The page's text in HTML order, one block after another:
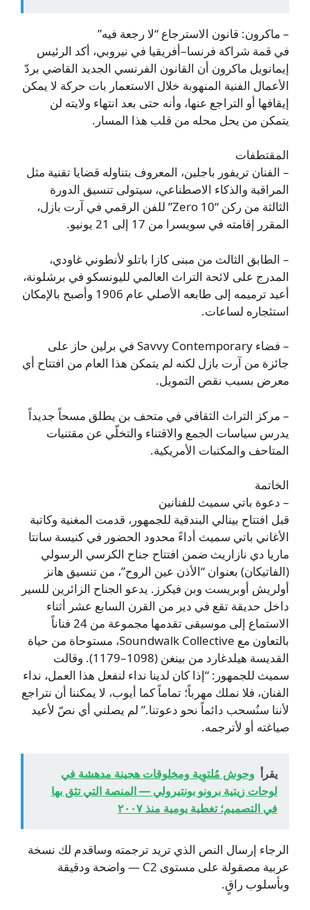
– ماكرون: قانون الاسترجاع “لا رجعة فيه”
في قمة شراكة فرنسا–أفريقيا في نيروبي، أكد الرئيس
إيمانويل ماكرون أن القانون الفرنسي الجديد القاضي بردّ
الأعمال الفنية المنهوبة خلال الاستعمار بات حركة لا يمكن
إيقافها أو التراجع عنها، وأنه حتى بعد انتهاء ولايته لن
يتمكن من يحل محله من قلب هذا المسار.
المقتطفات
– الفنان تريفور باجلين، المعروف بتناوله قضايا تقنية مثل
المراقبة والذكاء الاصطناعي، سيتولى تنسيق الدورة
الثالثة من ركن “Zero 10” للفن الرقمي في آرت بازل،
المقرر إقامته في سويسرا من 17 إلى 21 يونيو.
– الطابق الثالث من مبنى كازا باتلو لأنطوني غاودي،
المدرج على لائحة التراث العالمي لليونسكو في برشلونة،
أعيد ترميمه إلى طابعه الأصلي عام 1906 وأصبح بالإمكان
استئجاره لساعات.
– فضاء Savvy Contemporary في برلين حاز على
جائزة من آرت بازل لكنه لم يتمكن هذا العام من افتتاح أي
معرض بسبب نقص التمويل.
– مركز التراث الثقافي في متحف بن يطلق مسحاً جديداً
يدرس سياسات الجمع والاقتناء والتخلّي عن مقتنيات
المتاحف والمكتبات الأمريكية.
الخاتمة
– دعوة باتي سميث للفنانين
قبل افتتاح بينالي البندقية للجمهور، قدمت المغنية وكاتبة
الأغاني باتي سميث أداءً محدود الحضور في كنيسة سانتا
ماريا دي نازاريث ضمن افتتاح جناح الكرسي الرسولي
(الفاتيكان) بعنوان “الأذن عين الروح”، من تنسيق هانز
أولريش أوبريست وبن فيكرز. يدعو الجناح الزائرين للسير
داخل حديقة تقع في دير من القرن السابع عشر أثناء
الاستماع إلى موسيقى تقدمها مجموعة من 24 فناناً
بالتعاون مع Soundwalk Collective، مستوحاة من حياة
القديسة هيلدغارد من بينغن (1098–1179). وقالت
سميث للجمهور: “إذا كان لدينا نداء لنفعل هذا العمل، نداء
الفنان، فلا نملك مهرباً؛ تماماً كما أيوب، لا يمكننا أن نتراجع
لأننا سنُسحب دائماً نحو دعوتنا.” لم يصلني أي نصّ لأعيد
صياغته أو لأترجمه.
يقرأ وحوش مُلتوِية ومخلوقات هجينة مدهشة في
لوحات زيتية برونو بونتيرولي — المنصة التي تثق بها
في التصميم؛ تغطية يومية منذ ٢٠٠٧
الرجاء إرسال النص الذي تريد ترجمته وساقدم لك نسخة
عربية مصقولة على مستوى C2 — واضحة ودقيقة
وبأسلوب راقٍ.